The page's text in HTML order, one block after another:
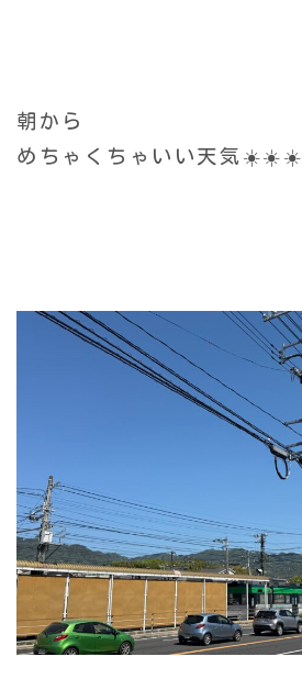
朝から
めちゃくちゃいい天気☀️☀️☀️